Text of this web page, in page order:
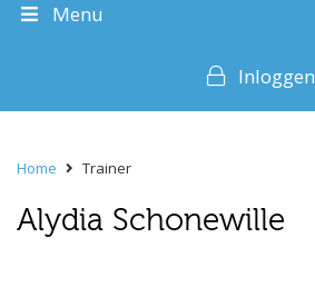
Menu
Inloggen
Home Trainer
Alydia Schonewille